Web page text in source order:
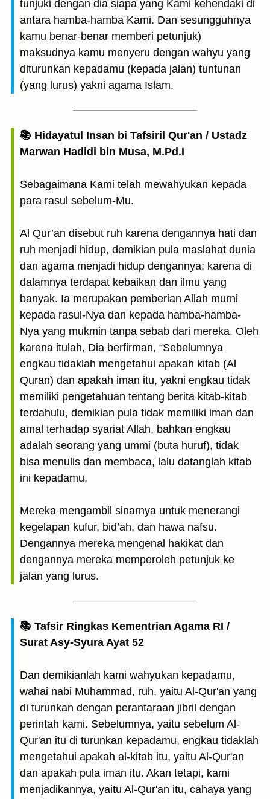
tunjuki dengan dia siapa yang Kami kehendaki di
antara hamba-hamba Kami. Dan sesungguhnya
kamu benar-benar memberi petunjuk)
maksudnya kamu menyeru dengan wahyu yang
diturunkan kepadamu (kepada jalan) tuntunan
(yang lurus) yakni agama Islam.
📚 Hidayatul Insan bi Tafsiril Qur'an / Ustadz
Marwan Hadidi bin Musa, M.Pd.I
Sebagaimana Kami telah mewahyukan kepada
para rasul sebelum-Mu.
Al Qur’an disebut ruh karena dengannya hati dan
ruh menjadi hidup, demikian pula maslahat dunia
dan agama menjadi hidup dengannya; karena di
dalamnya terdapat kebaikan dan ilmu yang
banyak. Ia merupakan pemberian Allah murni
kepada rasul-Nya dan kepada hamba-hamba-
Nya yang mukmin tanpa sebab dari mereka. Oleh
karena itulah, Dia berfirman, “Sebelumnya
engkau tidaklah mengetahui apakah kitab (Al
Quran) dan apakah iman itu, yakni engkau tidak
memiliki pengetahuan tentang berita kitab-kitab
terdahulu, demikian pula tidak memiliki iman dan
amal terhadap syariat Allah, bahkan engkau
adalah seorang yang ummi (buta huruf), tidak
bisa menulis dan membaca, lalu datanglah kitab
ini kepadamu,
Mereka mengambil sinarnya untuk menerangi
kegelapan kufur, bid’ah, dan hawa nafsu.
Dengannya mereka mengenal hakikat dan
dengannya mereka memperoleh petunjuk ke
jalan yang lurus.
📚 Tafsir Ringkas Kementrian Agama RI /
Surat Asy-Syura Ayat 52
Dan demikianlah kami wahyukan kepadamu,
wahai nabi Muhammad, ruh, yaitu Al-Qur'an yang
di turunkan dengan perantaraan jibril dengan
perintah kami. Sebelumnya, yaitu sebelum Al-
Qur'an itu di turunkan kepadamu, engkau tidaklah
mengetahui apakah al-kitab itu, yaitu Al-Qur'an
dan apakah pula iman itu. Akan tetapi, kami
menjadikannya, yaitu Al-Qur'an itu, cahaya yang